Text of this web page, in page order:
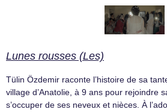
Lunes rousses (Les)
Tülin Özdemir raconte l’histoire de sa
village d’Anatolie, à 9 ans pour rejoindre
s’occuper de ses neveux et nièces. À